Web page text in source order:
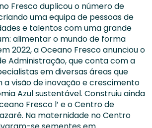
Fresco duplicou o número de
uma equipa de pessoas de
e talentos com uma grande
alimentar o mundo de forma
2022, a Oceano Fresco anunciou o
Administração, que conta com a
em diversas áreas que
visão de inovação e crescimento
Azul sustentável. Construiu ainda
Fresco l’ e o Centro de
Na maternidade no Centro